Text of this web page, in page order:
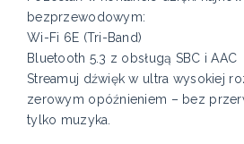
bezprzewodowym:
Wi-Fi 6E (Tri-Band)
Bluetooth 5.3 z obsługą SBC i AAC
Streamuj dźwięk w ultra wysokiej
zerowym opóźnieniem – bez
tylko muzyka.